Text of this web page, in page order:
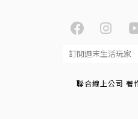
聯合線上公司